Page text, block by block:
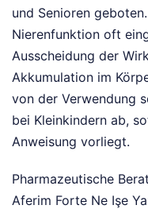
und Senioren
Nierenfunktion oft
Ausscheidung der
Akkumulation im
von der Verwendung
bei Kleinkindern ab,
Anweisung vorliegt.
Pharmazeutische
Aferim Forte Ne Işe